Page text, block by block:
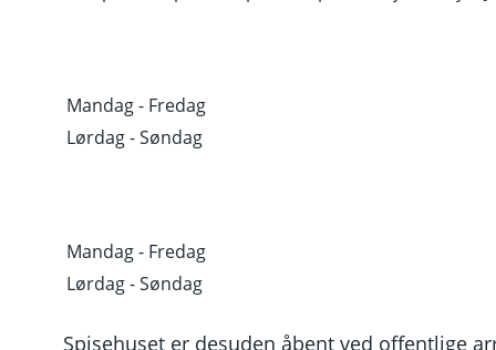
Mandag - Fredag
Lørdag - Søndag
Mandag - Fredag
Lørdag - Søndag
Spisehuset er desuden åbent ved offentlige